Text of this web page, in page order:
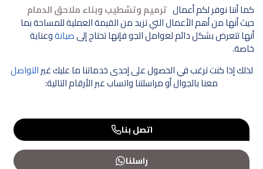
كما أننا نوفر لكم أعمال ترميم وتشطيب وبناء ملاحق الدمام
حيث أنها من أهم الأعمال التي تزيد من القيمة العملية للمساحة بما
أنها تتعرض بشكل دائم لعوامل الجو فإنها تحتاج إلىصيانةوعناية
خاصة.
لذلك إذا كنت ترغب في الحصول على إحدى خدماتنا ما عليك غيرالتواصل
معنا بالجوال أو مراسلتنا واتساب عبر الأرقام التالية:
اتصل بنا
راسلنا